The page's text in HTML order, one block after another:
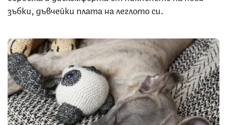
зъбки, дъвчейки плата на леглото си.